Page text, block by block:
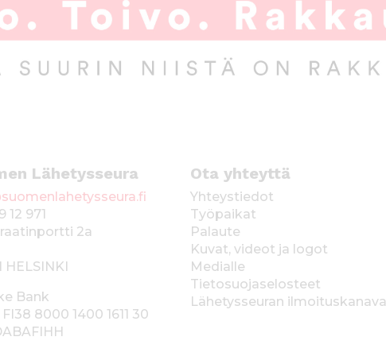
Lähetysseura
12 971
2a
HELSINKI
Bank
8000 1400 1611 30
Ota yhteyttä
Yhteystiedot
Työpaikat
Palaute
Kuvat, videot ja logot
Medialle
Tietosuojaselosteet
Lähetysseuran ilmoituskanava